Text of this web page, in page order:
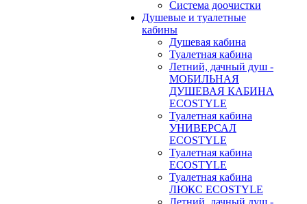
Система доочистки
Душевые и туалетные
кабины
Душевая кабина
Туалетная кабина
Летний, дачный душ -
МОБИЛЬНАЯ
ДУШЕВАЯ КАБИНА
ECOSTYLE
Туалетная кабина
УНИВЕРСАЛ
ECOSTYLE
Туалетная кабина
ECOSTYLE
Туалетная кабина
ЛЮКС ECOSTYLE
Летний, дачный душ -